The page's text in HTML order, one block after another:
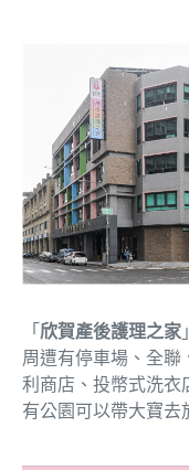
「 欣賀產後護理之家
周遭有停車場、全聯
利商店、投幣式洗衣
有公園可以帶大寶去